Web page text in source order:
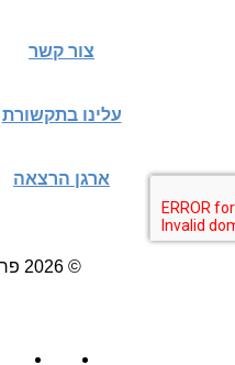
צור קשר
עלינו בתקשורת
ארגן הרצאה
© 2026 פרויקט ונוס.